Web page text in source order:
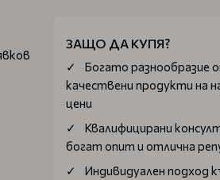
ЗАЩО ДА КУПЯ?
Богатo разнообразие
качествени продукти на
цени
Квалифицирани
богат опит и отлична
Индивидуален подход